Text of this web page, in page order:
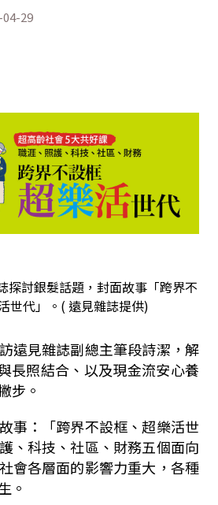
04-29
探討銀髮話題，封面故事「跨界不
世代」。( 遠見雜誌提供)
遠見雜誌副總主筆段詩潔，解
長照結合、以及現金流安心養
步。
事：「跨界不設框、超樂活世
、科技、社區、財務五個面向
會各層面的影響力重大，各種
。